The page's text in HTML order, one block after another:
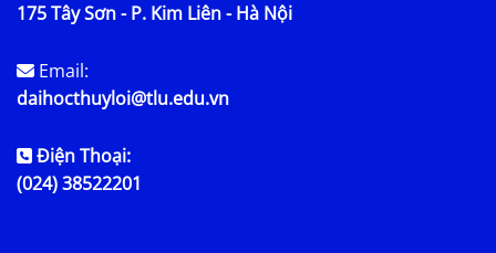
175 Tây Sơn - P. Kim Liên - Hà Nội
Email:
daihocthuyloi@tlu.edu.vn
Điện Thoại:
(024) 38522201